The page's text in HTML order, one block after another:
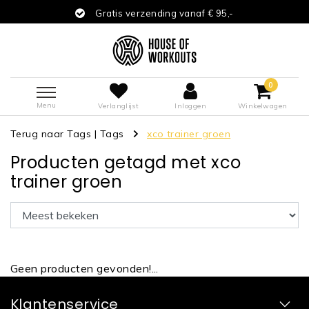
Gratis verzending vanaf € 95,-
Menu Verlanglijst Inloggen
0
Winkelwagen
Terug naar Tags | Tags xco trainer groen
Producten getagd met xco
trainer groen
Geen producten gevonden!...
Klantenservice